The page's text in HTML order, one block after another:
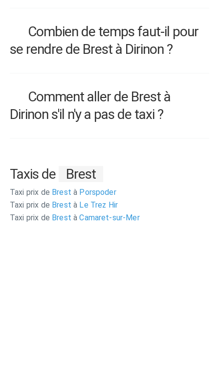
Combien de temps faut-il pour
se rendre de Brest à Dirinon ?
Comment aller de Brest à
Dirinon s'il n'y a pas de taxi ?
Taxis de Brest
Taxi prix de Brestà Porspoder
Taxi prix de Brestà Le Trez Hir
Taxi prix de Brestà Camaret-sur-Mer